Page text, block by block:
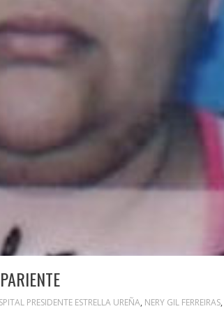
PRESIDENTE ESTRELLA UREÑA, NERY GIL FERREIRAS,